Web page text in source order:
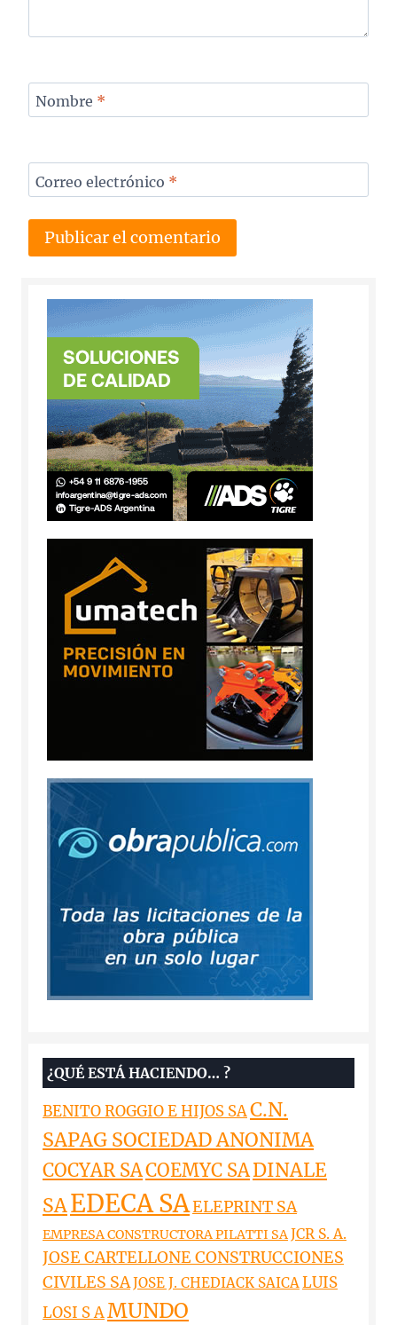
Nombre *
Correo electrónico *
¿QUÉ ESTÁ HACIENDO… ?
BENITO ROGGIO E HIJOS SAC.N.
SAPAG SOCIEDAD ANONIMA
COCYAR SACOEMYC SADINALE
SAEDECA SAELEPRINT SA
EMPRESA CONSTRUCTORA PILATTI SAJCR S. A.
JOSE CARTELLONE CONSTRUCCIONES
CIVILES SAJOSE J. CHEDIACK SAICALUIS
LOSI S AMUNDO